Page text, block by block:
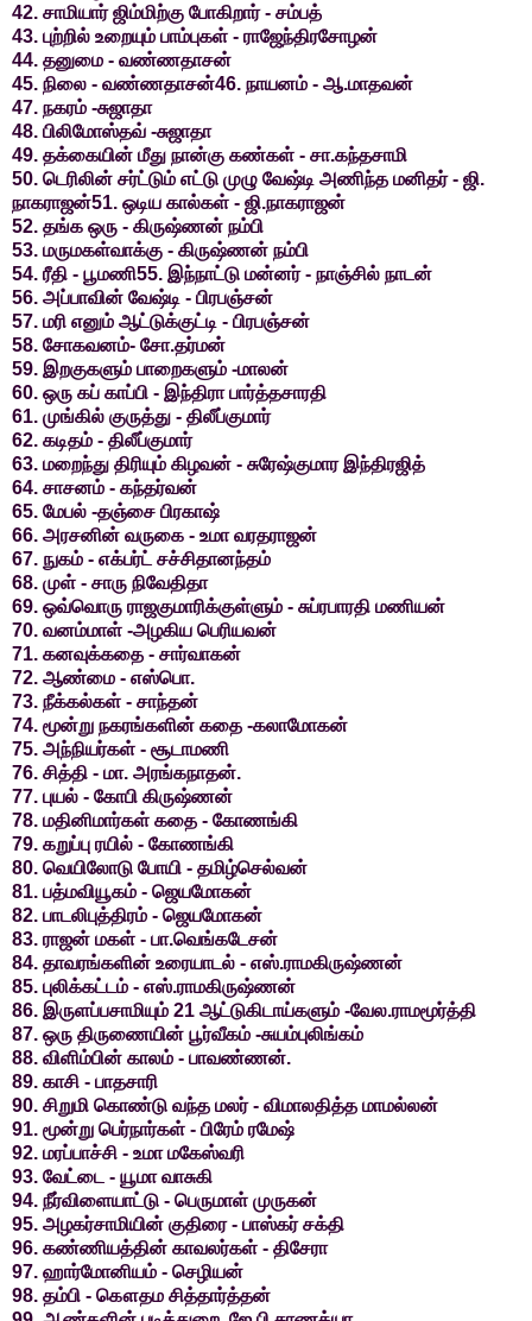
42. சாமியார் ஜிம்மிற்கு போகிறார் - சம்பத்
43. புற்றில் உறையும் பாம்புகள் - ராஜேந்திரசோழன்
44. தனுமை - வண்ணதாசன்
45. நிலை - வண்ணதாசன்46. நாயனம் - ஆ.மாதவன்
47. நகரம் -சுஜாதா
48. பிலிமோஸ்தவ் -சுஜாதா
49. தக்கையின் மீது நான்கு கண்கள் - சா.கந்தசாமி
50. டெரிலின் சர்ட்டும் எட்டு முழு வேஷ்டி அணிந்த மனிதர் - ஜி.
நாகராஜன்51. ஒடிய கால்கள் - ஜி.நாகராஜன்
52. தங்க ஒரு - கிருஷ்ணன் நம்பி
53. மருமகள்வாக்கு - கிருஷ்ணன் நம்பி
54. ரீதி - பூமணி55. இந்நாட்டு மன்னர் - நாஞ்சில் நாடன்
56. அப்பாவின் வேஷ்டி - பிரபஞ்சன்
57. மரி எனும் ஆட்டுக்குட்டி - பிரபஞ்சன்
58. சோகவனம்- சோ.தர்மன்
59. இறகுகளும் பாறைகளும் -மாலன்
60. ஒரு கப் காப்பி - இந்திரா பார்த்தசாரதி
61. முங்கில் குருத்து - திலீப்குமார்
62. கடிதம் - திலீப்குமார்
63. மறைந்து திரியும் கிழவன் - சுரேஷ்குமார இந்திரஜித்
64. சாசனம் - கந்தர்வன்
65. மேபல் -தஞ்சை பிரகாஷ்
66. அரசனின் வருகை - உமா வரதராஜன்
67. நுகம் - எக்பர்ட் சச்சிதானந்தம்
68. முள் - சாரு நிவேதிதா
69. ஒவ்வொரு ராஜகுமாரிக்குள்ளும் - சுப்ரபாரதி மணியன்
70. வனம்மாள் -அழகிய பெரியவன்
71. கனவுக்கதை - சார்வாகன்
72. ஆண்மை - எஸ்பொ.
73. நீக்கல்கள் - சாந்தன்
74. மூன்று நகரங்களின் கதை -கலாமோகன்
75. அந்நியர்கள் - சூடாமணி
76. சித்தி - மா. அரங்கநாதன்.
77. புயல் - கோபி கிருஷ்ணன்
78. மதினிமார்கள் கதை - கோணங்கி
79. கறுப்பு ரயில் - கோணங்கி
80. வெயிலோடு போயி - தமிழ்செல்வன்
81. பத்மவியூகம் - ஜெயமோகன்
82. பாடலிபுத்திரம் - ஜெயமோகன்
83. ராஜன் மகள் - பா.வெங்கடேசன்
84. தாவரங்களின் உரையாடல் - எஸ்.ராமகிருஷ்ணன்
85. புலிக்கட்டம் - எஸ்.ராமகிருஷ்ணன்
86. இருளப்பசாமியும் 21 ஆட்டுகிடாய்களும் -வேல.ராமமூர்த்தி
87. ஒரு திருணையின் பூர்வீகம் -சுயம்புலிங்கம்
88. விளிம்பின் காலம் - பாவண்ணன்.
89. காசி - பாதசாரி
90. சிறுமி கொண்டு வந்த மலர் - விமாலதித்த மாமல்லன்
91. மூன்று பெர்நார்கள் - பிரேம் ரமேஷ்
92. மரப்பாச்சி - உமா மகேஸ்வரி
93. வேட்டை - யூமா வாசுகி
94. நீர்விளையாட்டு - பெருமாள் முருகன்
95. அழகர்சாமியின் குதிரை - பாஸ்கர் சக்தி
96. கண்ணியத்தின் காவலர்கள் - திசேரா
97. ஹார்மோனியம் - செழியன்
98. தம்பி - கௌதம சித்தார்த்தன்